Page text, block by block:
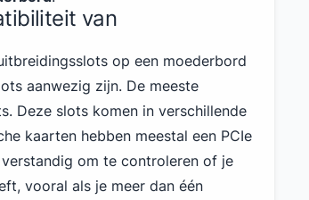
van
op een moederbord
aanwezig zijn. De meeste
Deze slots komen in verschillende
kaarten hebben meestal een PCIe
om te controleren of je
vooral als je meer dan één